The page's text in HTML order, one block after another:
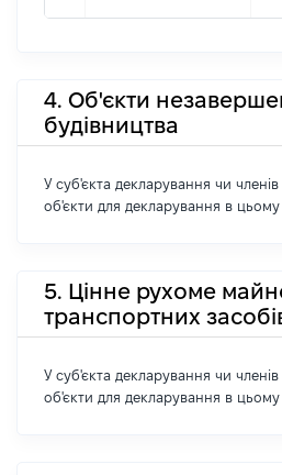
4. Об'єкти
будівництва
У суб'єкта декларування чи членів
об'єкти для декларування в цьому
5. Цінне рухоме
транспортних
У суб'єкта декларування чи членів
об'єкти для декларування в цьому